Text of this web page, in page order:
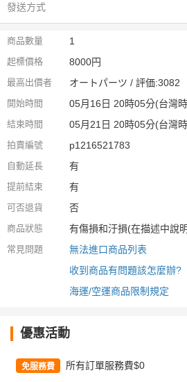
發送方式
商品數量 1
起標價格 8000円
最高出價者 オートパーツ / 評価:3082
開始時間 05月16日 20時05分(台灣
結束時間 05月21日 20時05分(台灣
拍賣編號 p1216521783
自動延長 有
提前結束 有
可否退貨 否
商品狀態 有傷損和汙損(在描述中說
常見問題
無法進口商品列表
收到商品有問題該怎麼辦?
海運/空運商品限制規定
優惠活動
免服務費 所有訂單服務費$0